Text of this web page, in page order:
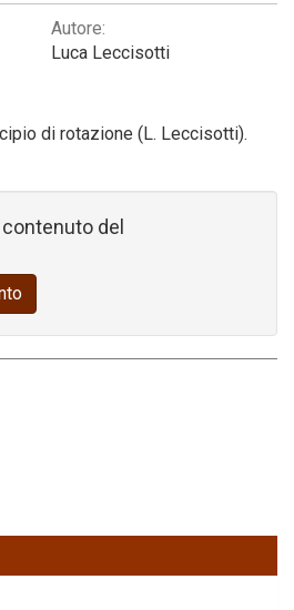
Autore:
Luca Leccisotti
di rotazione (L. Leccisotti).
del